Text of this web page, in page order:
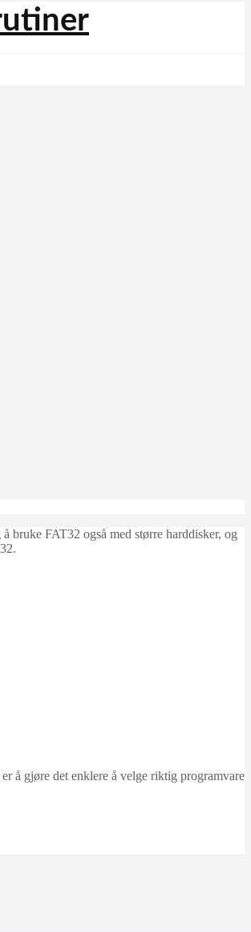
bruke FAT32 også med større harddisker, og
å gjøre det enklere å velge riktig programvare